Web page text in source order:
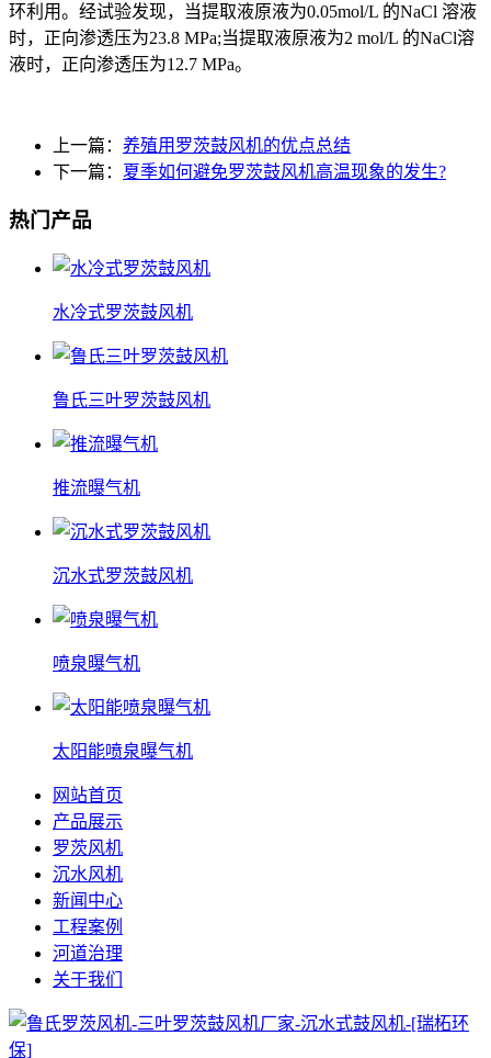
环利用。经试验发现，当提取液原液为0.05mol/L 的NaCl 溶液
时，正向渗透压为23.8 MPa;当提取液原液为2 mol/L 的NaCl溶
液时，正向渗透压为12.7 MPa。
上一篇： 养殖用罗茨鼓风机的优点总结
下一篇： 夏季如何避免罗茨鼓风机高温现象的发生?
热门产品
水冷式罗茨鼓风机
鲁氏三叶罗茨鼓风机
推流曝气机
沉水式罗茨鼓风机
喷泉曝气机
太阳能喷泉曝气机
网站首页
产品展示
罗茨风机
沉水风机
新闻中心
工程案例
河道治理
关于我们